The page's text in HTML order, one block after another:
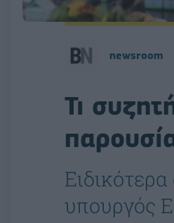
newsroom
Τι
υπουργός